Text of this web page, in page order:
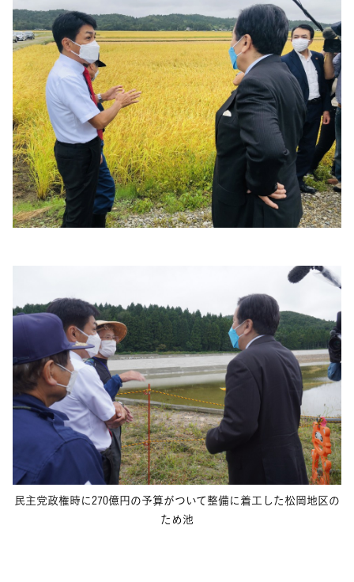
民主党政権時に270億円の予算がついて整備に着工した松岡地区の
ため池